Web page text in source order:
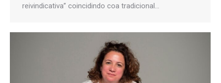
reivindicativa” coincidindo coa tradicional…